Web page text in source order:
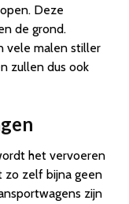
Deze
de grond.
vele malen stiller
zullen dus ook
het vervoeren
zo zelf bijna geen
zijn